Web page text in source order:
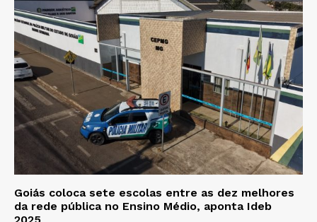
Goiás coloca sete escolas entre as dez melhores
da rede pública no Ensino Médio, aponta Ideb